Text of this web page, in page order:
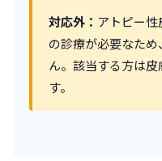
対応外： アトピー
の診療が必要なた
ん。該当する方は
す。